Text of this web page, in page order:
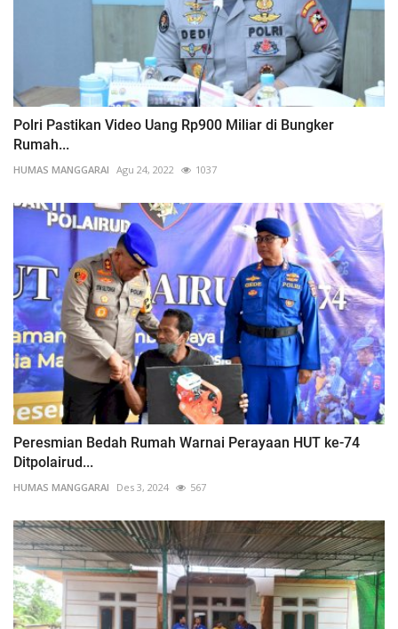
Polri Pastikan Video Uang Rp900 Miliar di Bungker
Rumah...
HUMAS MANGGARAI Agu 24, 2022 1037
Peresmian Bedah Rumah Warnai Perayaan HUT ke-74
Ditpolairud...
HUMAS MANGGARAI Des 3, 2024 567